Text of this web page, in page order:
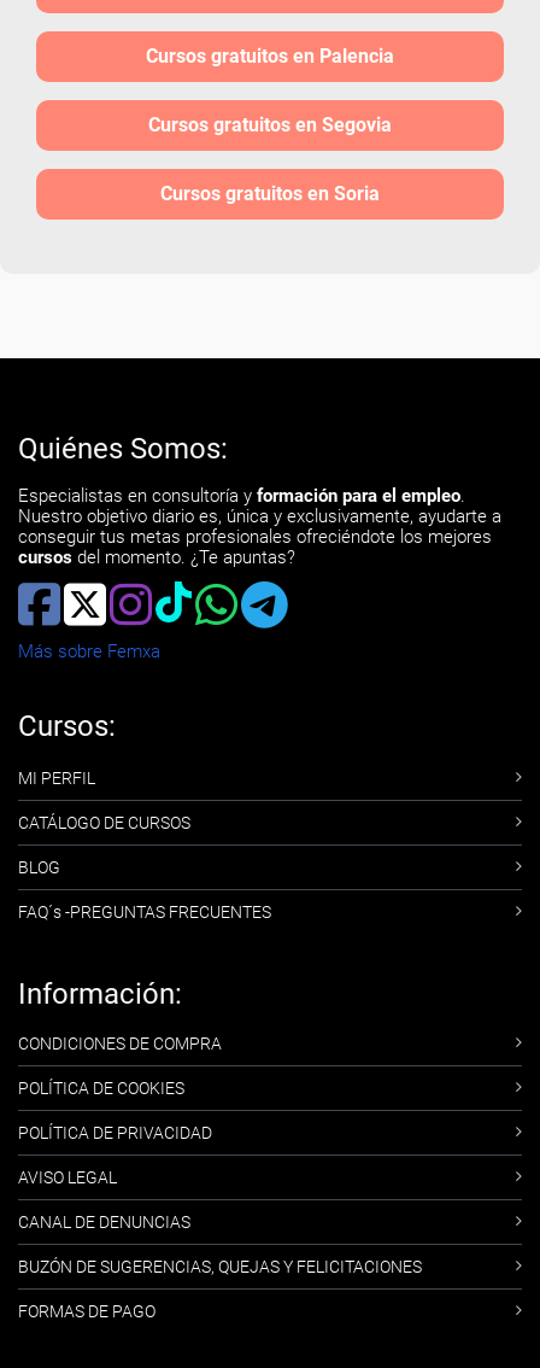
Cursos gratuitos en Palencia
Cursos gratuitos en Segovia
Cursos gratuitos en Soria
Quiénes Somos:
Especialistas en consultoría y formación para el empleo.
Nuestro objetivo diario es, única y exclusivamente, ayudarte a
conseguir tus metas profesionales ofreciéndote los mejores
cursos del momento. ¿Te apuntas?
Más sobre Femxa
Cursos:
MI PERFIL
CATÁLOGO DE CURSOS
BLOG
FAQ´s -PREGUNTAS FRECUENTES
Información:
CONDICIONES DE COMPRA
POLÍTICA DE COOKIES
POLÍTICA DE PRIVACIDAD
AVISO LEGAL
CANAL DE DENUNCIAS
BUZÓN DE SUGERENCIAS, QUEJAS Y FELICITACIONES
FORMAS DE PAGO